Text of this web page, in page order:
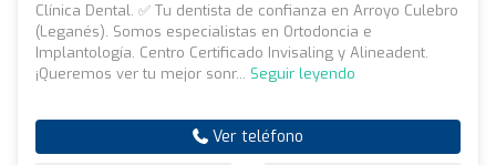
Clínica Dental. ✅ Tu dentista de confianza en Arroyo Culebro
(Leganés). Somos especialistas en Ortodoncia e
Implantología. Centro Certificado Invisaling y Alineadent.
¡Queremos ver tu mejor sonr... Seguir leyendo
Ver teléfono